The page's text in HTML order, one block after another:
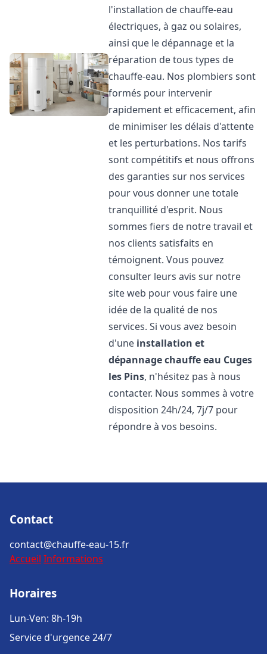
l'installation de chauffe-eau
électriques, à gaz ou solaires,
ainsi que le dépannage et la
réparation de tous types de
chauffe-eau. Nos plombiers sont
formés pour intervenir
rapidement et efficacement, afin
de minimiser les délais d'attente
et les perturbations. Nos tarifs
sont compétitifs et nous offrons
des garanties sur nos services
pour vous donner une totale
tranquillité d'esprit. Nous
sommes fiers de notre travail et
nos clients satisfaits en
témoignent. Vous pouvez
consulter leurs avis sur notre
site web pour vous faire une
idée de la qualité de nos
services. Si vous avez besoin
d'une installation et
dépannage chauffe eau Cuges
les Pins, n'hésitez pas à nous
contacter. Nous sommes à votre
disposition 24h/24, 7j/7 pour
répondre à vos besoins.
Contact
contact@chauffe-eau-15.fr
Accueil Informations
Horaires
Lun-Ven: 8h-19h
Service d'urgence 24/7